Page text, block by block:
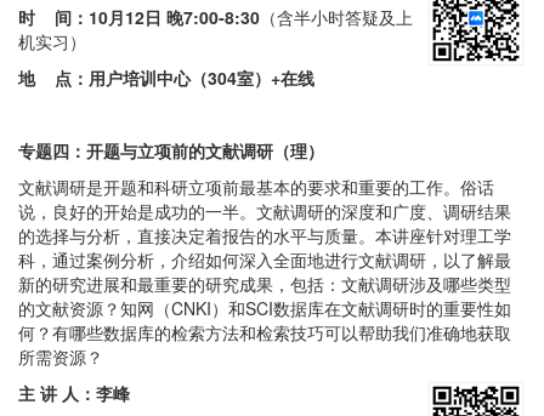
时 间： 10月12日 晚7:00-8:30 （含半小时答疑及上
机实习）
地 点：用户培训中心（304室）+在线
专题四：开题与立项前的文献调研（理）
文献调研是开题和科研立项前最基本的要求和重要的工作。俗话
说，良好的开始是成功的一半。文献调研的深度和广度、调研结果
的选择与分析，直接决定着报告的水平与质量。本讲座针对理工学
科，通过案例分析，介绍如何深入全面地进行文献调研，以了解最
新的研究进展和最重要的研究成果，包括：文献调研涉及哪些类型
的文献资源？知网（CNKI）和SCI数据库在文献调研时的重要性如
何？有哪些数据库的检索方法和检索技巧可以帮助我们准确地获取
所需资源？
主 讲 人：李峰